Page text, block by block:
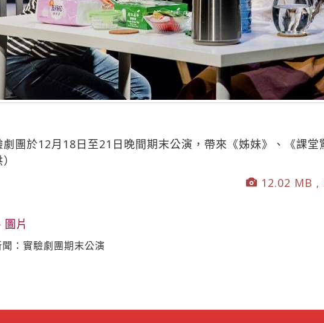
劇團於12月18日至21日晚間期末公演，帶來《姊妹》、《課
12.02 MB
片
：實驗劇團期末公演